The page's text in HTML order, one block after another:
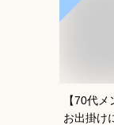
【70代
お出掛け